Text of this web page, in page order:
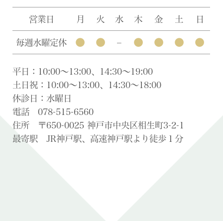
営業日 月 火 水 木 金 土 日
毎週水曜定休 ● ● – ● ● ● ●
平日：10:00〜13:00、14:30〜19:00
土日祝：10:00〜13:00、14:30〜18:00
休診日：水曜日
電話 078-515-6560
住所 〒650-0025 神戸市中央区相生町3-2-1
最寄駅 JR神戸駅、高速神戸駅より徒歩１分